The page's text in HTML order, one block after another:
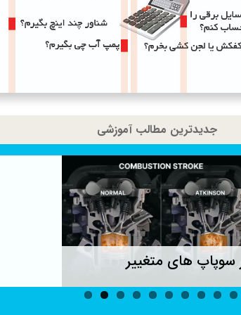
جدیدترین مطالب آموزشی
سوپاپ های متغییر